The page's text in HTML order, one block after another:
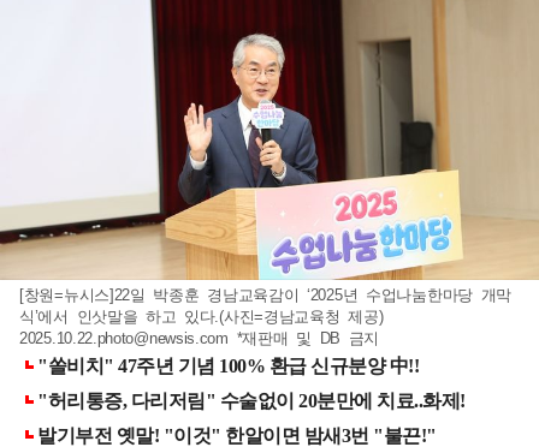
[창원=뉴시스]22일 박종훈 경남교육감이 ‘2025년 수업나눔한마당 개막
식’에서 인삿말을 하고 있다.(사진=경남교육청 제공)
2025.10.22.photo@newsis.com *재판매 및 DB 금지